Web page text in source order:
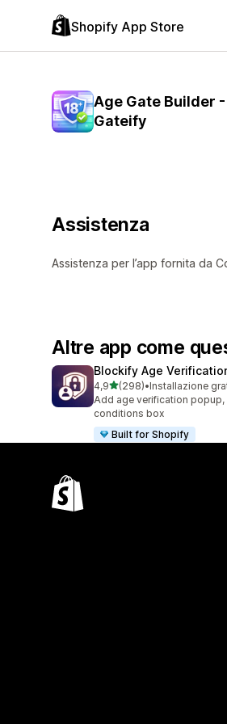
Shopify App Store
Age Gate Builder -
Gateify
Assistenza
Assistenza per l’app fornita da
Altre app come
Blockify Age
4,9stelle su 5
(298)
298 recensioni totali
•Installazione
Add age verification popup,
conditions box
Built for Shopify